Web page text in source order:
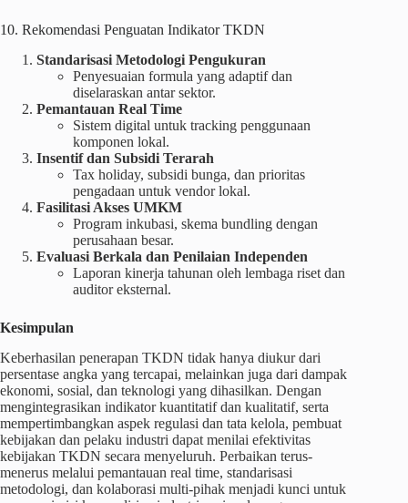
10. Rekomendasi Penguatan Indikator TKDN
Standarisasi Metodologi Pengukuran
Penyesuaian formula yang adaptif dan
diselaraskan antar sektor.
Pemantauan Real Time
Sistem digital untuk tracking penggunaan
komponen lokal.
Insentif dan Subsidi Terarah
Tax holiday, subsidi bunga, dan prioritas
pengadaan untuk vendor lokal.
Fasilitasi Akses UMKM
Program inkubasi, skema bundling dengan
perusahaan besar.
Evaluasi Berkala dan Penilaian Independen
Laporan kinerja tahunan oleh lembaga riset dan
auditor eksternal.
Kesimpulan
Keberhasilan penerapan TKDN tidak hanya diukur dari
persentase angka yang tercapai, melainkan juga dari dampak
ekonomi, sosial, dan teknologi yang dihasilkan. Dengan
mengintegrasikan indikator kuantitatif dan kualitatif, serta
mempertimbangkan aspek regulasi dan tata kelola, pembuat
kebijakan dan pelaku industri dapat menilai efektivitas
kebijakan TKDN secara menyeluruh. Perbaikan terus-
menerus melalui pemantauan real time, standarisasi
metodologi, dan kolaborasi multi-pihak menjadi kunci untuk